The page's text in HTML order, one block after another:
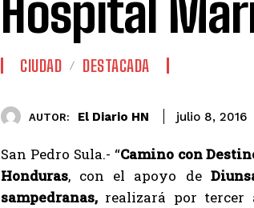
Hospital
CIUDAD DESTACADA
AUTOR: El Diario HN julio 8, 2016
San Pedro Sula.- “Camino con
Honduras, con el apoyo de
sampedranas, realizará por tercer